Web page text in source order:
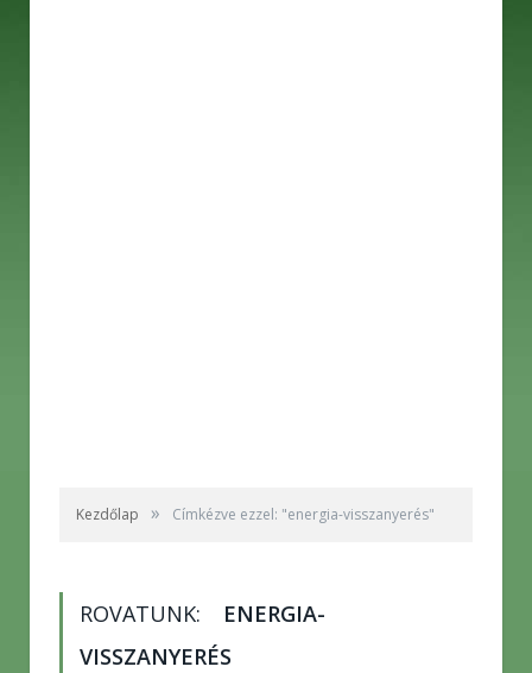
Kezdőlap » Címkézve ezzel: "energia-visszanyerés"
ROVATUNK:
ENERGIA-
VISSZANYERÉS